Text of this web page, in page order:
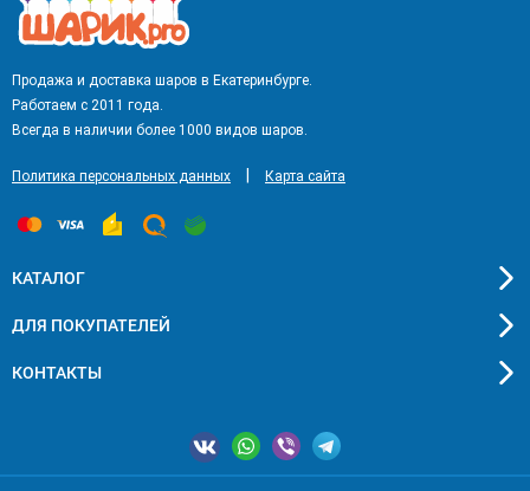
Продажа и доставка шаров в Екатеринбурге.
Работаем с 2011 года.
Всегда в наличии более 1000 видов шаров.
Политика персональных данных Карта сайта
КАТАЛОГ
ДЛЯ ПОКУПАТЕЛЕЙ
КОНТАКТЫ